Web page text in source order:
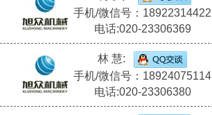
手机/微信号：18922314422
电话:020-23306369
林 慧:
手机/微信号：18924075114
电话:020-23306380